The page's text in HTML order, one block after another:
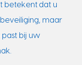
betekent dat u
maar
bij uw